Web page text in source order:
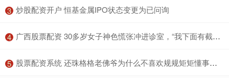
3 ​炒股配资开户 恒基金属IPO状态变更为已问询
4 ​广西股票配资 30多岁女子神色慌张冲进诊室，“我下面有截断针取不出来了”
5 ​股票配资系统 还珠格格老佛爷为什么不喜欢规规矩矩懂事的紫薇？